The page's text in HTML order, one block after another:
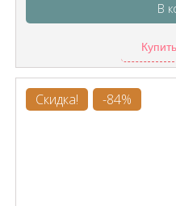
В
Скидка! -84%